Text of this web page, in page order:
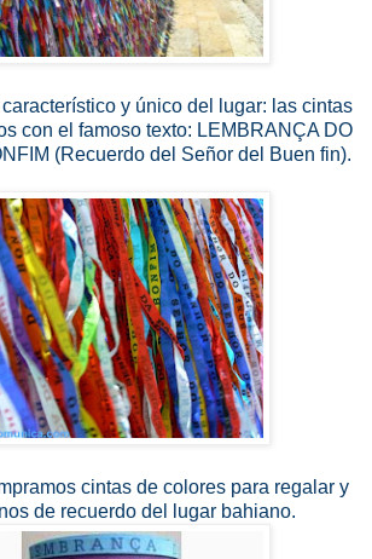
y único del lugar: las cintas
con el famoso texto: LEMBRANÇA DO
(Recuerdo del Señor del Buen fin).
cintas de colores para regalar y
de recuerdo del lugar bahiano.